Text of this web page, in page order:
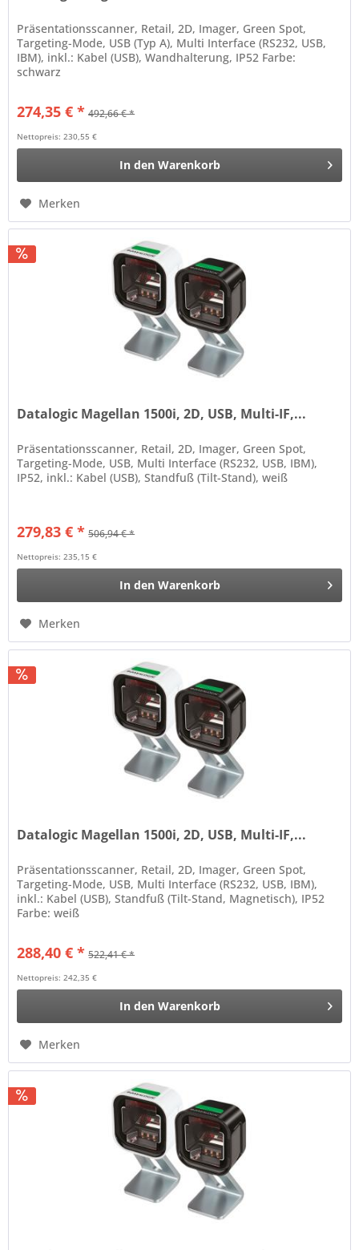
Präsentationsscanner, Retail, 2D, Imager, Green Spot,
Targeting-Mode, USB (Typ A), Multi Interface (RS232, USB,
IBM), inkl.: Kabel (USB), Wandhalterung, IP52 Farbe:
schwarz
274,35 € * 492,66 € *
Nettopreis: 230,55 €
In den Warenkorb
Merken
Datalogic Magellan 1500i, 2D, USB, Multi-IF,...
Präsentationsscanner, Retail, 2D, Imager, Green Spot,
Targeting-Mode, USB, Multi Interface (RS232, USB, IBM),
IP52, inkl.: Kabel (USB), Standfuß (Tilt-Stand), weiß
279,83 € * 506,94 € *
Nettopreis: 235,15 €
In den Warenkorb
Merken
Datalogic Magellan 1500i, 2D, USB, Multi-IF,...
Präsentationsscanner, Retail, 2D, Imager, Green Spot,
Targeting-Mode, USB, Multi Interface (RS232, USB, IBM),
inkl.: Kabel (USB), Standfuß (Tilt-Stand, Magnetisch), IP52
Farbe: weiß
288,40 € * 522,41 € *
Nettopreis: 242,35 €
In den Warenkorb
Merken